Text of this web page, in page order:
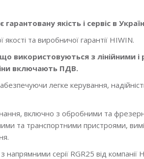
якість і сервіс в
та виробничої гарантії HIWIN.
використовуються з лінійними
включають ПДВ.
легке керування,
включно з обробними та
та транспортними пристроями,
напрямними серії RGR25 від компанії